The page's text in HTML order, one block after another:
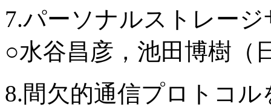
7.パーソナルストレー
○水谷昌彦，池田博樹（
8.間欠的通信プロトコ